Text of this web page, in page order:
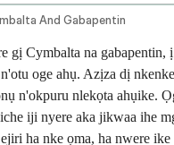
And Gabapentin
gị Cymbalta na gabapentin,
oge ahụ. Azịza dị
n'okpuru nlekọta ahụike.
iji nyere aka jikwaa ihe
ha nke ọma, ha nwere